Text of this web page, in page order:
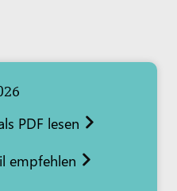
PDF lesen
empfehlen